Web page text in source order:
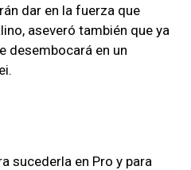
dar en la fuerza que
aseveró también que ya
desembocará en un
sucederla en Pro y para